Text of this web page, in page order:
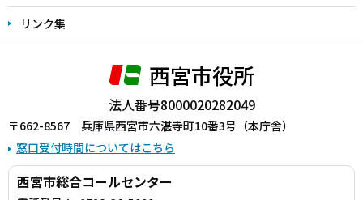
リンク集
西宮市役所
法人番号8000020282049
〒662-8567 兵庫県西宮市六湛寺町10番3号（本庁舎）
窓口受付時間についてはこちら
西宮市総合コールセンター